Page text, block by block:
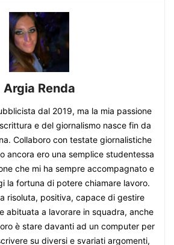
Argia Renda
dal 2019, ma la mia passione
e del giornalismo nasce fin da
Collaboro con testate giornalistiche
ancora ero una semplice studentessa
che mi ha sempre accompagnato e
la fortuna di potere chiamare lavoro.
risoluta, positiva, capace di gestire
abituata a lavorare in squadra, anche
è stare davanti ad un computer per
su diversi e svariati argomenti,